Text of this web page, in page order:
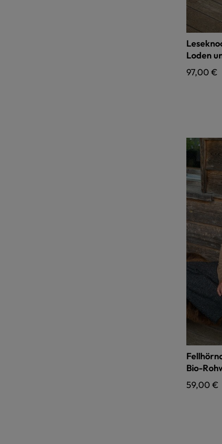
Loden
97,00 €
Bio-
59,00 €